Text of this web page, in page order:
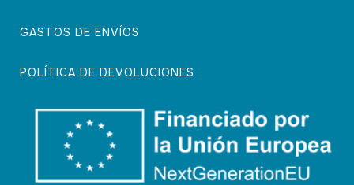
GASTOS DE ENVÍOS
POLÍTICA DE DEVOLUCIONES